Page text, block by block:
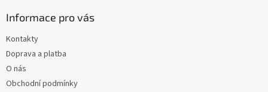
Informace pro vás
Kontakty
Doprava a platba
O nás
Obchodní podmínky